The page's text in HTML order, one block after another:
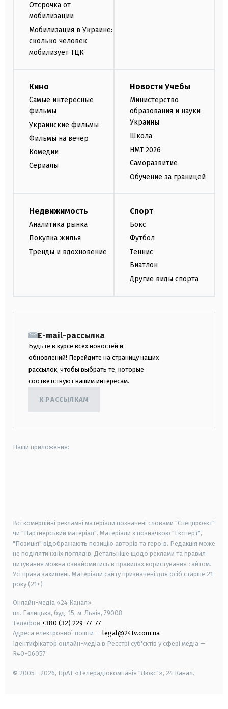
Отсрочка от
мобилизации
Мобилизация в Украине:
сколько человек
мобилизует ТЦК
Кино
Самые интересные
фильмы
Украинские фильмы
Фильмы на вечер
Комедии
Сериалы
Новости Учебы
Министерство
образования и науки
Украины
Школа
НМТ 2026
Саморазвитие
Обучение за границей
Недвижимость
Аналитика рынка
Покупка жилья
Тренды и вдохновение
Спорт
Бокс
Футбол
Теннис
Биатлон
Другие виды спорта
E-mail-рассылка
Будьте в курсе всех новостей и
обновлений! Перейдите на страницу наших
рассылок, чтобы выбрать те, которые
соответствуют вашим интересам.
К РАССЫЛКАМ
Наши приложения:
Всі комерційні рекламні матеріали позначені словами "Спецпроєкт"
чи "Партнерський матеріал". Матеріали з позначкою "Експерт",
"Позиція" відображають позицію авторів та героїв. Редакція може
не поділяти їхніх поглядів. Детальніше щодо реклами та правил
цитування можна ознайомитись в правилах користування сайтом.
Усі права захищені. Матеріали сайту призначені для осіб старше 21
року (21+)
Онлайн-медіа «24 Канал»
пл. Галицька, буд. 15, м. Львів, 79008
Телефон +380 (32) 229-77-77
Адреса електронної пошти — legal@24tv.com.ua
Ідентифікатор онлайн-медіа в Реєстрі суб'єктів у сфері медіа —
R40-06057
© 2005—2026, ПрАТ «Телерадіокомпанія "Люкс"», 24 Канал.